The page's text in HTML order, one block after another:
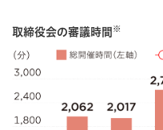
取締役会の審議時間 ※